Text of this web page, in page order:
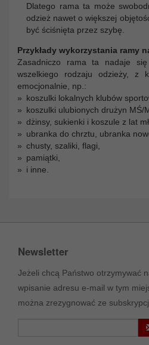
Dlatego rama ta może
odzież nawet o większej
być ściśnięta przez szybę.
Przykłady wykorzystania ramy
Zasadniczo rama ta nadaje
wszelkiego rodzaju odzieży, z
emocjonalnie, np.:
koszulki lokalnych klubów
koszulki ulubionych drużyn MŚ/
dżinsy, sukienki i koszule z lat
ubranka do chrztu, ubranka
chusty, szaliki, flagi,
pamiątki,
i inne.
Newsletter
Jeżeli chcą Państwo otrzymywać
wpisanie adresu e-mail w tym
można zrezygnować ze